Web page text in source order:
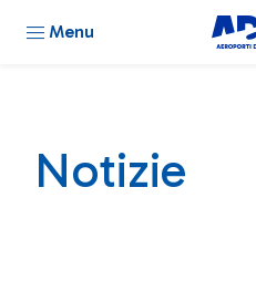
Menu
Notizie